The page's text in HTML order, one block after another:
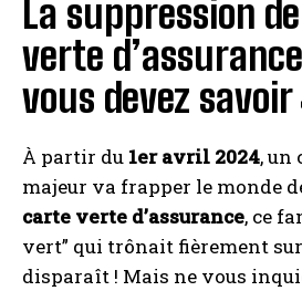
La suppression
verte
vous devez
À partir du 1er avril 2024, un
majeur va frapper le monde
carte verte d’assurance, ce
vert” qui trônait fièrement
disparaît ! Mais ne vous